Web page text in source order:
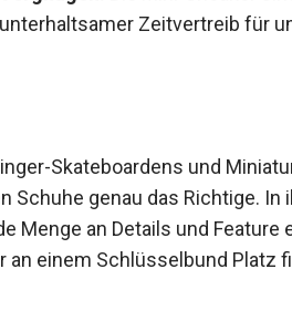
Zeitvertreib für
Skateboardens und
Schuhe genau das Richtige. In
Menge an Details und
an einem Schlüsselbund